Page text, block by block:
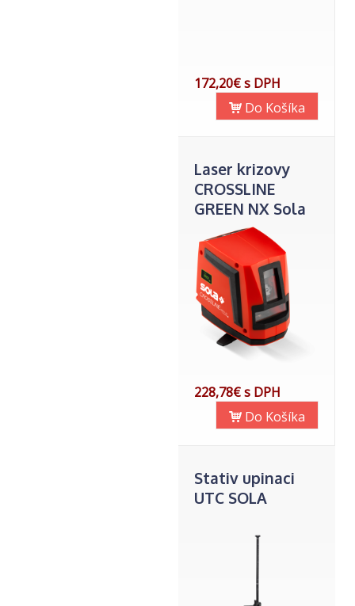
172,20€ s DPH
Do Košíka
Laser krizovy
CROSSLINE
GREEN NX Sola
228,78€ s DPH
Do Košíka
Stativ upinaci
UTC SOLA